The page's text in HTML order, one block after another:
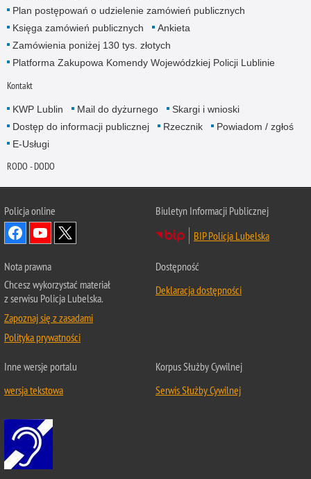
Plan postępowań o udzielenie zamówień publicznych
Księga zamówień publicznych
Ankieta
Zamówienia poniżej 130 tys. złotych
Platforma Zakupowa Komendy Wojewódzkiej Policji Lublinie
Kontakt
KWP Lublin Mail do dyżurnego
Skargi i wnioski
Dostęp do informacji publicznej
Rzecznik
Powiadom / zgłoś
E-Usługi
RODO - DODO
Policja online
Biuletyn Informacji Publicznej
BIP Policja Lubelska
Nota prawna
Chcesz wykorzystać materiał
z serwisu Policja Lubelska.
Zapoznaj się z zasadami
Polityka prywatności
Dostępność
Deklaracja dostępności
Inne wersje portalu
wersja tekstowa
Korpus Służby Cywilnej
Serwis Służby Cywilnej